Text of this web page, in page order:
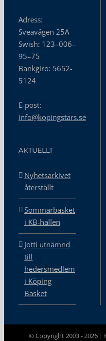
Adress:
Sveavägen 25A
Swish: 123–006–
95–75
Bankgiro: 5652-
5124
E-post:
info@kopingstars.se
AKTUELLT
Nyhetsarkivet
återställt
Sommarbasket
i KB-hallen
Jotti utnämnd
till
hedersmedlem
i Köping
Basket
© Copyright 2003 -2026 |